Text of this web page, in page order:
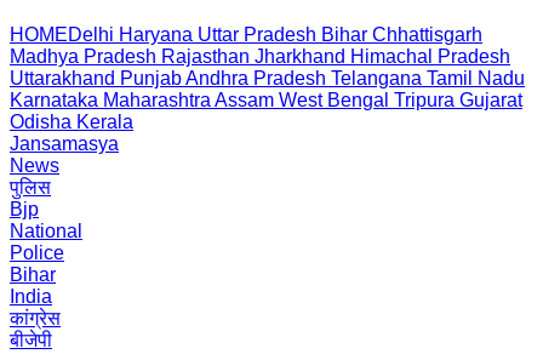
HOMEDelhi Haryana Uttar Pradesh Bihar Chhattisgarh
Madhya Pradesh Rajasthan Jharkhand Himachal Pradesh
Uttarakhand PunjabAndhra Pradesh Telangana Tamil Nadu
Karnataka Maharashtra Assam West Bengal Tripura Gujarat
Odisha Kerala
Jansamasya
News
पुलिस
Bjp
National
Police
Bihar
India
कांग्रेस
बीजेपी